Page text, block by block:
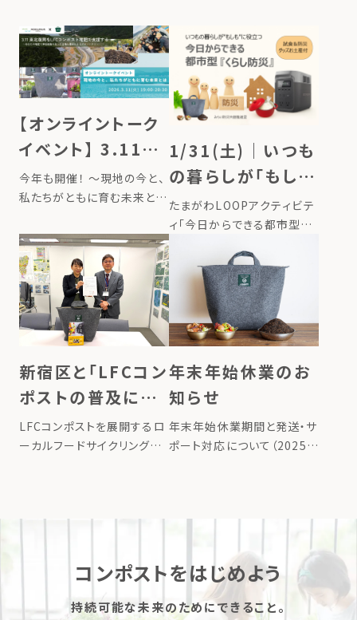
【オンライントーク
イベント】 3.11東
北復興をLFCコン
ポスト堆肥で支援
今年も開催！ ～現地の今と、
私たちがともに育む未来と
した 「Compost
Journey（コンポストジャー
ニー）」。 LFCコンポストを活
用し、家庭で作った生ごみ堆
肥で、東日本大震災で被災
[…]
1/31(土)｜いつも
の暮らしが「もし
も」に役立つ、今日
からできる都市型
「くらし防災」を始
めよう！
たまがわLOOPアクティビテ
ィ「今日からできる都市型『く
LFCコンポストをご紹介しま
す。 ここ数年、長い猛暑やゲ
リラ豪雨など、これまでにな
い気候変動や自然災害の激
甚化を体感する機会が増え
新宿区と「LFCコン
ポストの普及によ
る食品ロス削減の
推進に関する覚書」
LFCコンポストを展開するロ
ーカルフードサイクリング株
進に関する覚書」を締結しま
年末年始休業のお
知らせ
年末年始休業期間と発送・サ
ポート対応について（2025–
格別のお引き立てを賜り、心
勝手ながら、ローカルフー
[…]
コンポストをはじめよう
持続可能な未来のためにできること。